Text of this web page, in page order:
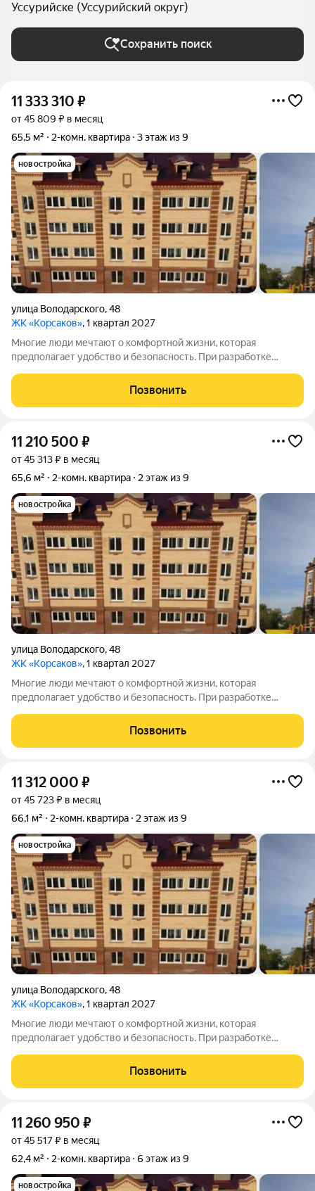
Уссурийске (Уссурийский округ)
Сохранить поиск
11 333 310 ₽
от 45 809 ₽ в месяц
65,5 м²
2-комн. квартира 3 этаж из 9
новостройка
улица Володарского,48
ЖК «Корсаков», 1 квартал 2027
Многие люди мечтают о комфортной жизни, которая
предполагает удобство и безопасность. При разработке
пожелания будущих жильцов и старались создать
пространство, которое будет отвечать вашим ожиданиям.
Позвонить
11 210 500 ₽
от 45 313 ₽ в месяц
65,6 м²
2-комн. квартира 2 этаж из 9
новостройка
улица Володарского,48
ЖК «Корсаков», 1 квартал 2027
Многие люди мечтают о комфортной жизни, которая
предполагает удобство и безопасность. При разработке
пожелания будущих жильцов и старались создать
пространство, которое будет отвечать вашим ожиданиям.
Позвонить
11 312 000 ₽
от 45 723 ₽ в месяц
66,1 м²
2-комн. квартира 2 этаж из 9
новостройка
улица Володарского,48
ЖК «Корсаков», 1 квартал 2027
Многие люди мечтают о комфортной жизни, которая
предполагает удобство и безопасность. При разработке
пожелания будущих жильцов и старались создать
пространство, которое будет отвечать вашим ожиданиям.
Позвонить
11 260 950 ₽
от 45 517 ₽ в месяц
62,4 м²
2-комн. квартира 6 этаж из 9
новостройка